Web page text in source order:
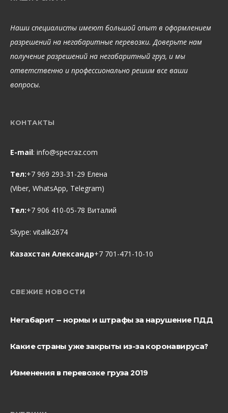
Наши специалисты имеют большой опыт в оформлением
разрешений на негабаритные перевозки. Доверьте нам
получение разрешений на негабаритный груз, и мы
ответственно и профессионально решим все ваши
вопросы.
КОНТАКТЫ
E-mail: info@specraz.com
Тел:+7 969 293-31-29 Елена
(Viber, WhatsApp, Telegram)
Тел:+7 906 410-05-78 Виталий
Skype: vitalik2674
Казахстан Александр+7 701-471-10-10
СВЕЖИЕ НОВОСТИ
Негабарит — нормы и штрафы за нарушение ПДД
Какие страны уже закрыты из-за коронавируса?
Изменения в перевозке груза 2019